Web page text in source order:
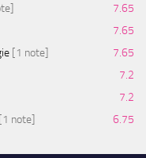
7.65
7.65
[1 note]
7.65
7.2
7.2
[1 note] 6.75